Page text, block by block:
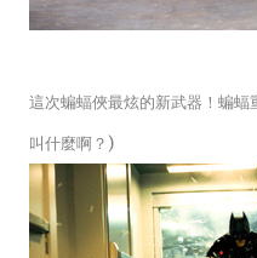
這次蝙蝠俠最炫的新武器！蝙
叫什麼啊？)